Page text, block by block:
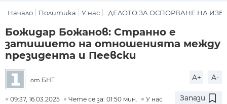
Начало Политика У нас ДЕЛОТО ЗА ОСПОРВАНЕ НА
Божидар Божанов: Странно е
затишието на отношенията между
президента и Пеевски
от БНТ A+ A-
09:37, 16.03.2025 Чете се за: 01:50 мин. У нас Запази